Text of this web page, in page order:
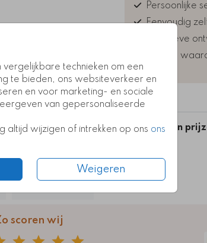
vergelijkbare technieken om een
te bieden, ons websiteverkeer en
en voor marketing- en sociale
van gepersonaliseerde
altijd wijzigen of intrekken op ons ons
Weigeren
Kaart
Persoonlijke
Eenvoudig
Exclusieve
Klanten
Formaten en
scoren wij